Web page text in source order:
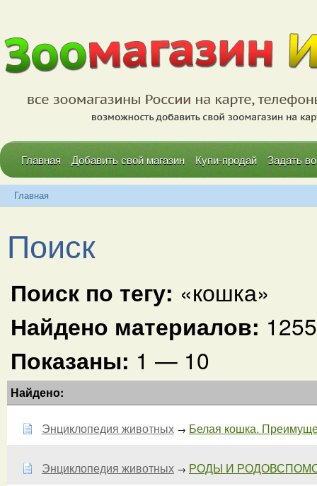
Главная Добавить свой магазин Купи-продай Задать
Главная
Поиск
Поиск по тегу: «кошка»
Найдено материалов: 1255
Показаны: 1 — 10
Найдено:
Энциклопедия животных → Белая кошка.
Энциклопедия животных → РОДЫ И